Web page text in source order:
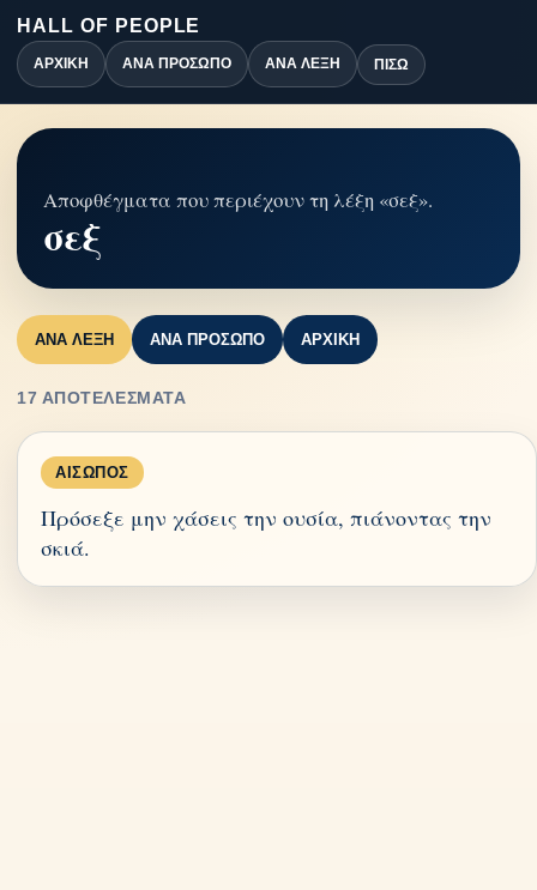
HALL OF PEOPLE
ΑΡΧΙΚΉ ΑΝΆ ΠΡΌΣΩΠΟ ΑΝΆ ΛΈΞΗ ΠΊΣΩ
Αποφθέγματα που περιέχουν τη λέξη «σεξ».
σεξ
ΑΝΆ ΛΈΞΗ ΑΝΆ ΠΡΌΣΩΠΟ ΑΡΧΙΚΉ
17 ΑΠΟΤΕΛΈΣΜΑΤΑ
ΑΊΣΩΠΟΣ
Πρόσεξε μην χάσεις την ουσία, πιάνοντας την
σκιά.